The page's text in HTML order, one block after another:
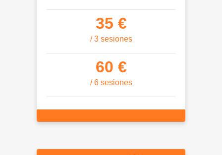
35 €
/ 3 sesiones
60 €
/ 6 sesiones